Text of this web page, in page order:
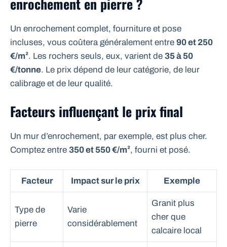
Un enrochement complet, fourniture et pose
incluses, vous coûtera généralement entre 90 et 250
€/m². Les rochers seuls, eux, varient de 35 à 50
€/tonne. Le prix dépend de leur catégorie, de leur
calibrage et de leur qualité.
Facteurs influençant le prix final
Un mur d’enrochement, par exemple, est plus cher.
Comptez entre 350 et 550 €/m², fourni et posé.
Facteur Impact sur le prix Exemple
Type de
pierre
Varie
considérablement
Granit plus
cher que
calcaire local